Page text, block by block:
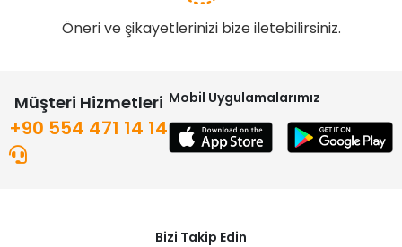
Öneri ve şikayetlerinizi bize iletebilirsiniz.
Müşteri Hizmetleri
+90 554 471 14 14
Mobil Uygulamalarımız
Bizi Takip Edin